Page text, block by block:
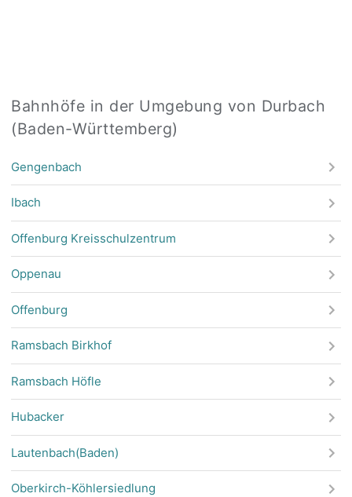
Bahnhöfe in der Umgebung von Durbach
(Baden-Württemberg)
Gengenbach
Ibach
Offenburg Kreisschulzentrum
Oppenau
Offenburg
Ramsbach Birkhof
Ramsbach Höfle
Hubacker
Lautenbach(Baden)
Oberkirch-Köhlersiedlung